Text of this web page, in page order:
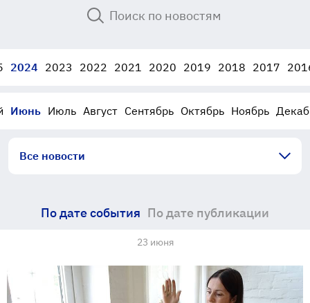
2024 2023 2022 2021 2020 2019 2018 2017
Июнь Июль Август Сентябрь Октябрь Ноябрь
Все новости
По дате события По дате публикации
23 июня